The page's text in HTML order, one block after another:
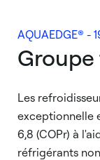
AQUAEDGE® -
Les
exceptionnelle
6,8 (COPr) à
réfrigérants